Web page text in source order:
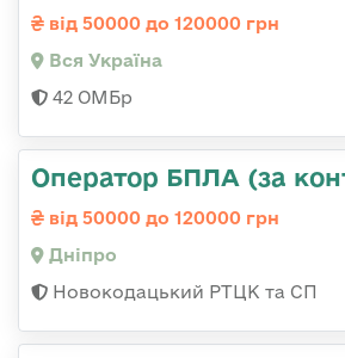
від 50000 до 120000 грн
Вся Україна
42 ОМБр
Оператор БПЛА (за
від 50000 до 120000 грн
Дніпро
Новокодацький РТЦК та СП